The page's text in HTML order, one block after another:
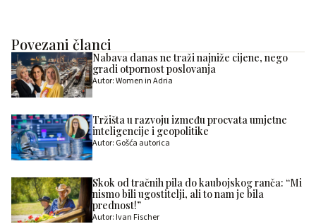
Povezani članci
Nabava danas ne traži najniže cijene, nego
gradi otpornost poslovanja
Autor: Women in Adria
Tržišta u razvoju između procvata umjetne
inteligencije i geopolitike
Autor: Gošća autorica
Skok od tračnih pila do kaubojskog ranča: “Mi
nismo bili ugostitelji, ali to nam je bila
prednost!”
Autor: Ivan Fischer